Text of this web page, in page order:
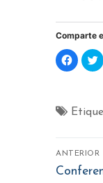
Comparte
Haz
clic
para
(Se
abre
nueva)
ANTERIOR
Entrada